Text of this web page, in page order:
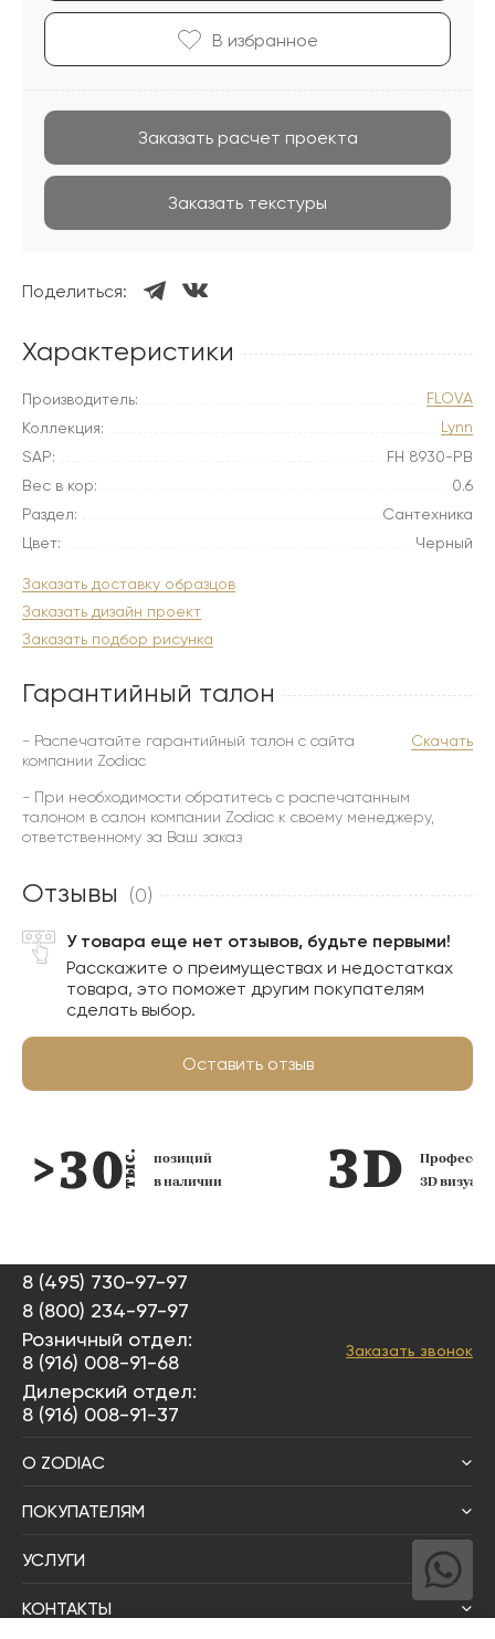
В избранноe
Заказать расчет проекта
Заказать текстуры
Поделиться:
Характеристики
Производитель:
FLOVA
Коллекция:
Lynn
SAP:
FH 8930-PB
Вес в кор:
0.6
Раздел:
Сантехника
Цвет:
Черный
Заказать доставку образцов
Заказать дизайн проект
Заказать подбор рисунка
Гарантийный талон
- Распечатайте гарантийный талон с сайта
компании Zodiac
Скачать
- При необходимости обратитесь с распечатанным
талоном в салон компании Zodiac к своему менеджеру,
ответственному за Ваш заказ
Отзывы (0)
У товара еще нет отзывов, будьте первыми!
Расскажите о преимуществах и недостатках
товара, это поможет другим покупателям
сделать выбор.
Оставить отзыв
позиций
в наличии
3D
8 (495) 730-97-97
8 (800) 234-97-97
Розничный отдел:
8 (916) 008-91-68
Дилерский отдел:
8 (916) 008-91-37
Заказать звонок
О ZODIAC
ПОКУПАТЕЛЯМ
УСЛУГИ
КОНТАКТЫ